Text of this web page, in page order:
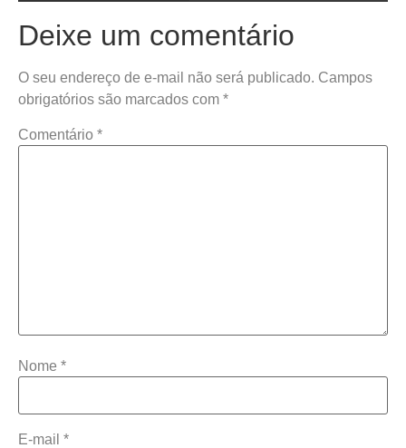
Deixe um comentário
O seu endereço de e-mail não será publicado. Campos
obrigatórios são marcados com *
Comentário *
Nome *
E-mail *